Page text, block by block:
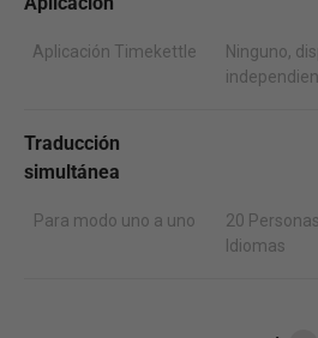
Aplicación Timekettle
Ninguno,
Traducción
simultánea
Para modo uno a uno
20
Idiomas